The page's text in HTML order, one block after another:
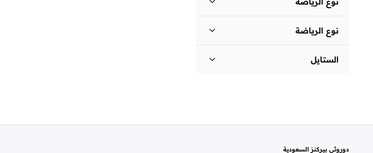
نوع الرياضة
الستايل
دوروثي بيركنز السعودية